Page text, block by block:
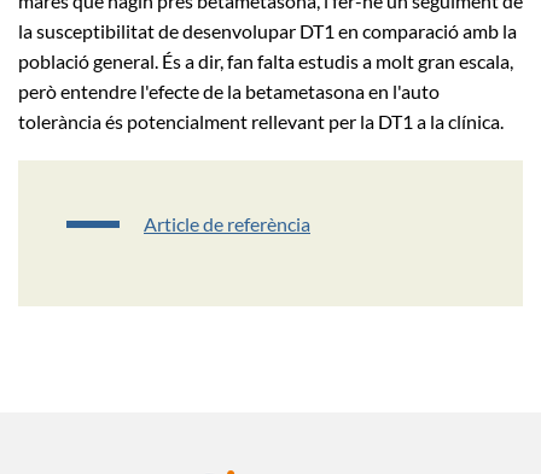
la susceptibilitat de desenvolupar DT1 en comparació amb la
població general. És a dir, fan falta estudis a molt gran escala,
però entendre l'efecte de la betametasona en l'auto
tolerància és potencialment rellevant per la DT1 a la clínica.
Article de referència